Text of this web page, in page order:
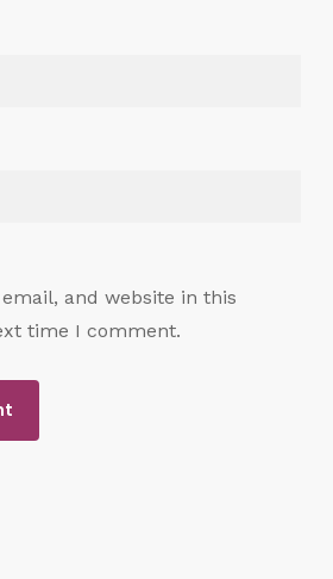
and website in this
time I comment.